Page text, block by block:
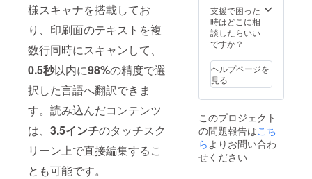
様スキャナを搭載してお
り、印刷面のテキストを複
数行同時にスキャンして、
0.5秒以内に98%の精度で選
択した言語へ翻訳できま
す。読み込んだコンテンツ
は、 3.5インチのタッチスク
リーン上で直接編集するこ
とも可能です。
致しま
す。
が販売
予定価
格より
下がる
もござ
いま
す。 類
似商品
する可
能性が
ありま
す。ご
了承頂
支援で困った
時はどこに相
談したらいい
ですか？
ヘルプページを
見る
このプロジェクト
の問題報告はこち
らよりお問い合わ
せください